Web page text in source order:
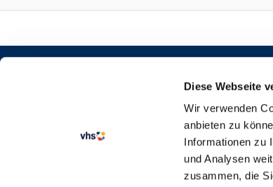
Diese Webseite
Wir verwenden
anbieten zu
Informationen zu
und Analysen
zusammen, die
SEMESTERKALENDER
VERTRAG WIDERRUFEN